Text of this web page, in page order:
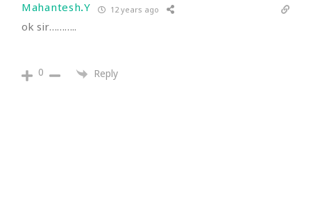
Mahantesh.Y 12 years ago
ok sir………..
0 Reply